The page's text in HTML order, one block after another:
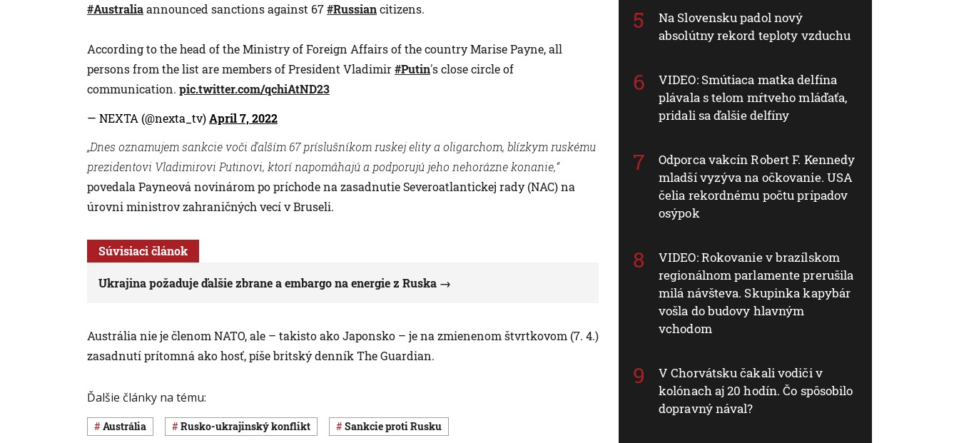
#Australiaannounced sanctions against 67#Russiancitizens.
According to the head of the Ministry of Foreign Affairs of the country Marise Payne, all
persons from the list are members of President Vladimir#Putin's close circle of
communication. pic.twitter.com/qchiAtND23
— NEXTA (@nexta_tv)April 7, 2022
„Dnes oznamujem sankcie voči ďalším 67 príslušníkom ruskej elity a oligarchom, blízkym ruskému
prezidentovi Vladimirovi Putinovi, ktorí napomáhajú a podporujú jeho nehorázne konanie,“
povedala Payneová novinárom po príchode na zasadnutie Severoatlantickej rady (NAC) na
úrovni ministrov zahraničných vecí v Bruseli.
Súvisiaci článok
Ukrajina požaduje ďalšie zbrane a embargo na energie z Ruska
Austrália nie je členom NATO, ale – takisto ako Japonsko – je na zmienenom štvrtkovom (7. 4.)
zasadnutí prítomná ako hosť, píše britský denník The Guardian.
Ďalšie články na tému:
Austrália rusko-ukrajinský konflikt sankcie proti Rusku
Na Slovensku padol nový
absolútny rekord teploty vzduchu
VIDEO: Smútiaca matka delfína
plávala s telom mŕtveho mláďaťa,
pridali sa ďalšie delfíny
Odporca vakcín Robert F. Kennedy
mladší vyzýva na očkovanie. USA
čelia rekordnému počtu prípadov
osýpok
VIDEO: Rokovanie v brazílskom
regionálnom parlamente prerušila
milá návšteva. Skupinka kapybár
vošla do budovy hlavným
vchodom
V Chorvátsku čakali vodiči v
kolónach aj 20 hodín. Čo spôsobilo
dopravný nával?